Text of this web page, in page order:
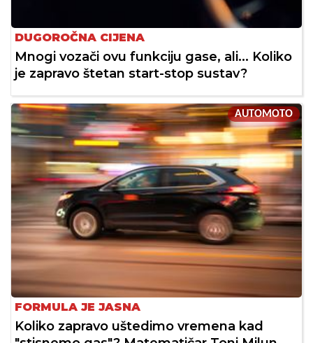
DUGOROČNA CIJENA
Mnogi vozači ovu funkciju gase, ali... Koliko
je zapravo štetan start-stop sustav?
AUTOMOTO
FORMULA JE JASNA
Koliko zapravo uštedimo vremena kad